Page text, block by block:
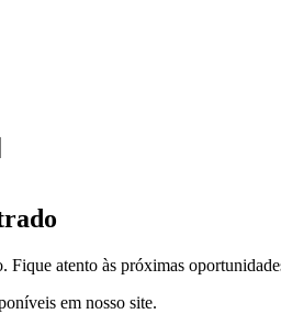
Fique atento às próximas
em nosso site.